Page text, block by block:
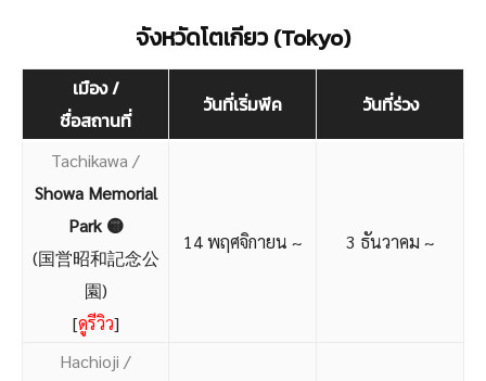
จังหวัดโตเกียว (Tokyo)
เมือง /
ชื่อสถานที่
วันที่เริ่มพีค วันที่ร่วง
Tachikawa /
Showa Memorial
Park 🟡
(国営昭和記念公
園)
[ดูรีวิว]
14 พฤศจิกายน ~ 3 ธันวาคม ~
Hachioji /